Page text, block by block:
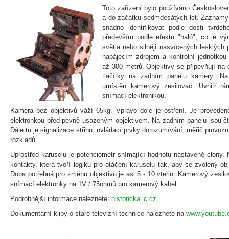
Toto zařízení bylo používáno
a do začátku sedmdesátých let.
snadno identifikovat podle dosti
především podle efektu "haló", co je
světla nebo silněji nasvícených lesklých
napájecím zdrojem a kontrolní
až 300 metrů. Objektivy se připevňují na
tlačítky na zadním panelu kamery.
umístěn kamerový zesilovač. Uvnitř
snímací elektronikou.
Kamera bez objektivů váží 65kg. Vpravo dole je ostření. Je
elektronkou před pevně usazeným objektivem. Na zadním panelu jsou
Dále tu je signalizace střihu, ovládací prvky dorozumívání, měřič
rozkladů.
Uprostřed karuselu je potenciometr snímající hodnotu nastavené
kontakty, která tvoří logiku pro otáčení karuselu tak, aby se zvolený
Doba potřebná pro změnu objektivu je asi 5 - 10 vteřin. Kamerový
snímací elektronky na 1V / 75ohmů pro kamerový kabel.
Podrobnější informace naleznete: historicka.ic.cz
Dokumentární klipy o staré televizní technice naleznete na